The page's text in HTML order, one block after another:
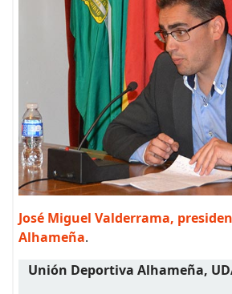
José Miguel Valderrama,
Alhameña.
Unión Deportiva Alhameña,